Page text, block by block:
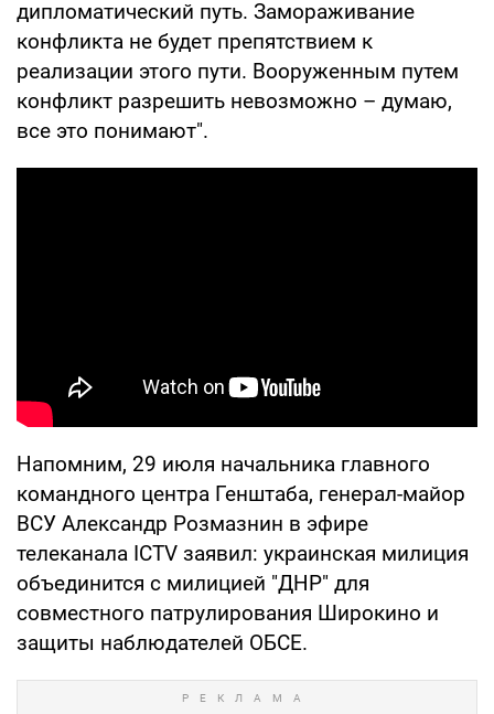
дипломатический путь. Замораживание
конфликта не будет препятствием к
реализации этого пути. Вооруженным путем
конфликт разрешить невозможно – думаю,
все это понимают".
Напомним, 29 июля начальника главного
командного центра Генштаба, генерал-майор
ВСУ Александр Розмазнин в эфире
телеканала ICTV заявил: украинская милиция
объединится с милицией "ДНР" для
совместного патрулирования Широкино и
защиты наблюдателей ОБСЕ.